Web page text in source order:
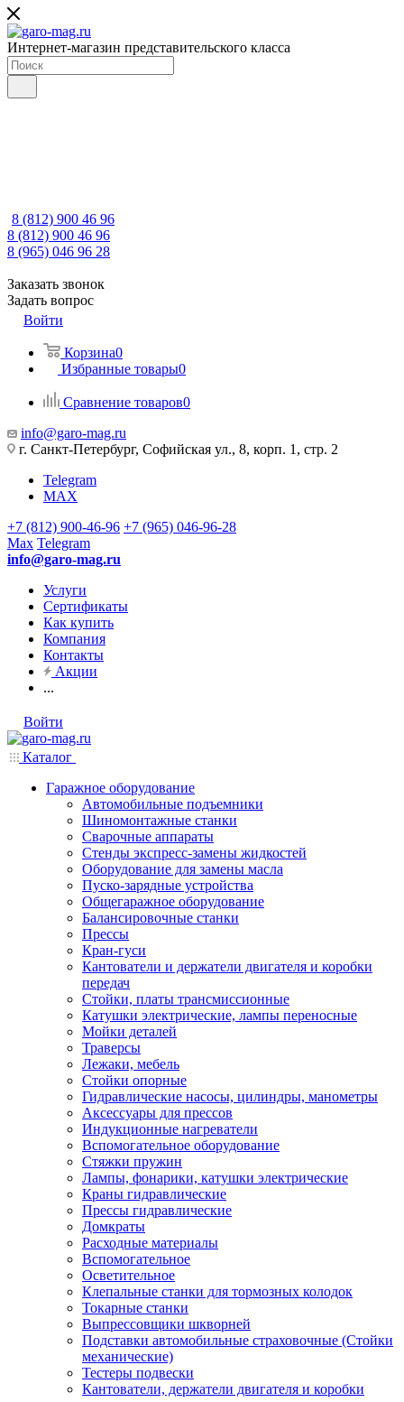
Интернет-магазин представительского класса
8 (812) 900 46 96
8 (812) 900 46 96
8 (965) 046 96 28
Заказать звонок
Задать вопрос
Войти
Корзина0
Избранные товары0
Сравнение товаров0
info@garo-mag.ru
г. Санкт-Петербург, Софийская ул., 8, корп. 1, стр. 2
Telegram
MAX
+7 (812) 900-46-96 +7 (965) 046-96-28
Max Telegram
info@garo-mag.ru
Услуги
Сертификаты
Как купить
Компания
Контакты
Акции
...
Войти
Каталог
Гаражное оборудование
Автомобильные подъемники
Шиномонтажные станки
Сварочные аппараты
Стенды экспресс-замены жидкостей
Оборудование для замены масла
Пуско-зарядные устройства
Общегаражное оборудование
Балансировочные станки
Прессы
Кран-гуси
Кантователи и держатели двигателя и коробки
передач
Стойки, платы трансмиссионные
Катушки электрические, лампы переносные
Мойки деталей
Траверсы
Лежаки, мебель
Стойки опорные
Гидравлические насосы, цилиндры, манометры
Аксессуары для прессов
Индукционные нагреватели
Вспомогательное оборудование
Стяжки пружин
Лампы, фонарики, катушки электрические
Краны гидравлические
Прессы гидравлические
Домкраты
Расходные материалы
Вспомогательное
Осветительное
Клепальные станки для тормозных колодок
Токарные станки
Выпрессовщики шкворней
Подставки автомобильные страховочные (Стойки
механические)
Тестеры подвески
Кантователи, держатели двигателя и коробки